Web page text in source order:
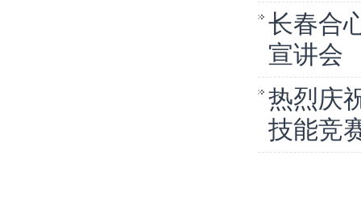
长春合
宣讲会
热烈庆
技能竞